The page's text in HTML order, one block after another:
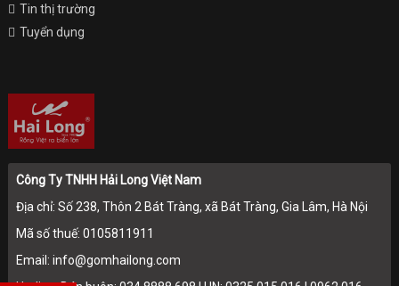
Tin thị trường
Tuyển dụng
Công Ty TNHH Hải Long Việt Nam
Địa chỉ: Số 238, Thôn 2 Bát Tràng, xã Bát Tràng, Gia Lâm, Hà Nội
Mã số thuế: 0105811911
Email: info@gomhailong.com